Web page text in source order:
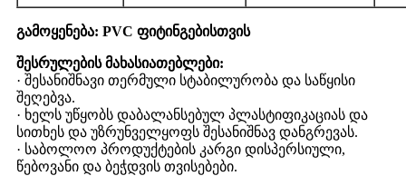
გამოყენება: PVC ფიტინგებისთვის
შესრულების მახასიათებლები:
· შესანიშნავი თერმული სტაბილურობა და საწყისი
შეღებვა.
· ხელს უწყობს დაბალანსებულ პლასტიფიკაციას და
სითხეს და უზრუნველყოფს შესანიშნავ დანგრევას.
· საბოლოო პროდუქტების კარგი დისპერსიული,
წებოვანი და ბეჭდვის თვისებები.